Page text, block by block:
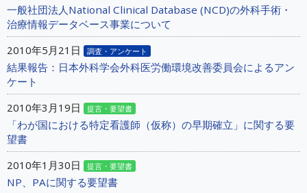
一般社団法人National Clinical Database (NCD)の外科手術・
治療情報データベース事業について
2010年5月21日
調査・アンケート
結果報告：日本外科学会外科医労働環境改善委員会によるアン
ケート
2010年3月19日
提言・要望書
「わが国における特定看護師（仮称）の早期確立」に関する要
望書
2010年1月30日
提言・要望書
NP、PAに関する要望書